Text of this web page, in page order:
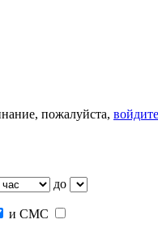
пожалуйста, войдите
до
и СМС